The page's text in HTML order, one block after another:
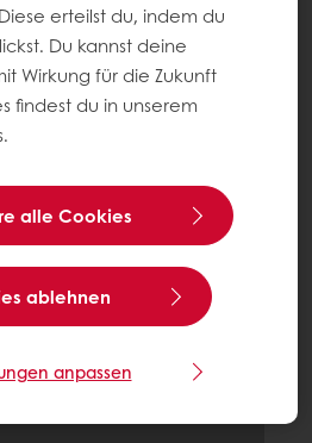
erteilst du, indem du
Du kannst deine
Wirkung für die Zukunft
findest du in unserem
alle Cookies
ablehnen
anpassen